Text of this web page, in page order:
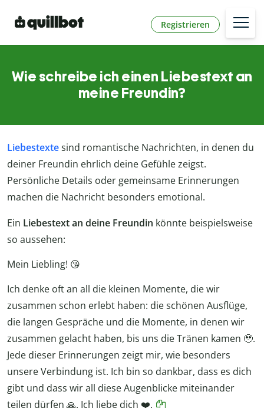
Registrieren
Wie schreibe ich einen Liebestext an
meine Freundin?
Liebestextesind romantische Nachrichten, in denen du
deiner Freundin ehrlich deine Gefühle zeigst.
Persönliche Details oder gemeinsame Erinnerungen
machen die Nachricht besonders emotional.
Ein Liebestext an deine Freundin könnte beispielsweise
so aussehen:
Mein Liebling! 😘
Ich denke oft an all die kleinen Momente, die wir
zusammen schon erlebt haben: die schönen Ausflüge,
die langen Gespräche und die Momente, in denen wir
zusammen gelacht haben, bis uns die Tränen kamen 🥹.
Jede dieser Erinnerungen zeigt mir, wie besonders
unsere Verbindung ist. Ich bin so dankbar, dass es dich
gibt und dass wir all diese Augenblicke miteinander
teilen dürfen 🙏. Ich liebe dich ❤️.